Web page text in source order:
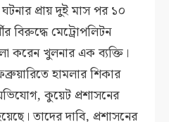
প্রায় দুই মাস পর ১০
বিরুদ্ধে মেট্রোপলিটন
করেন খুলনার এক ব্যক্তি।
হামলার শিকার
কুয়েট প্রশাসনের
তাদের দাবি, প্রশাসনের